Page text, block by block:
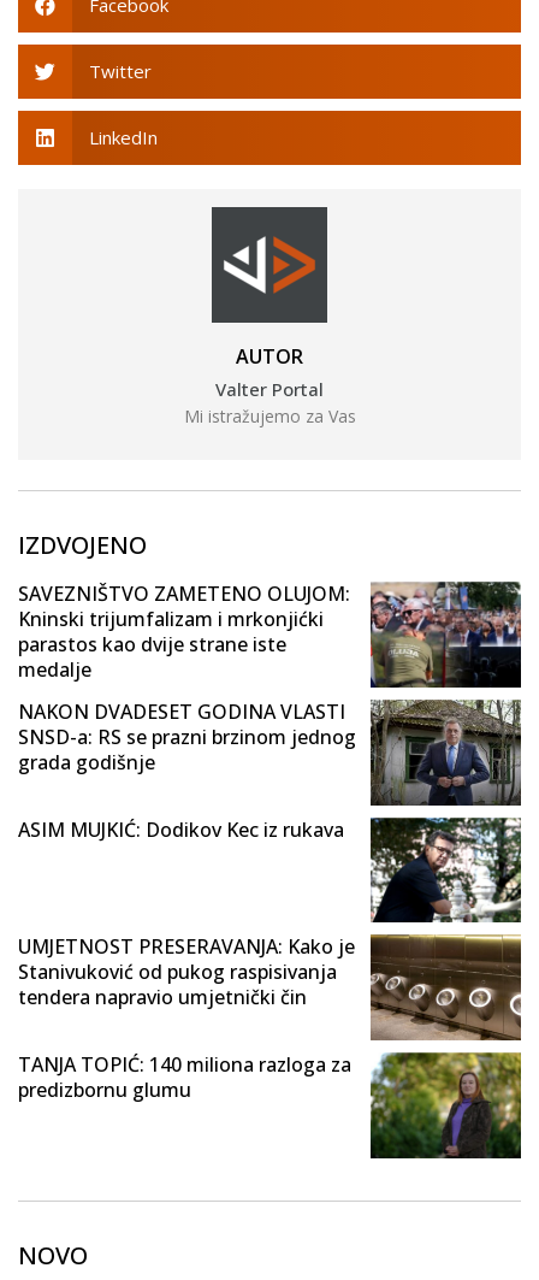
Facebook
Twitter
LinkedIn
AUTOR
Valter Portal
Mi istražujemo za Vas
IZDVOJENO
SAVEZNIŠTVO ZAMETENO OLUJOM:
Kninski trijumfalizam i mrkonjićki
parastos kao dvije strane iste
medalje
NAKON DVADESET GODINA VLASTI
SNSD-a: RS se prazni brzinom jednog
grada godišnje
ASIM MUJKIĆ: Dodikov Kec iz rukava
UMJETNOST PRESERAVANJA: Kako je
Stanivuković od pukog raspisivanja
tendera napravio umjetnički čin
TANJA TOPIĆ: 140 miliona razloga za
predizbornu glumu
NOVO